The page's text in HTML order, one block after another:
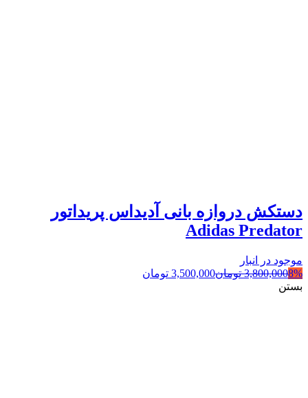
دستکش دروازه بانی آدیداس پریداتور
Adidas Predator
موجود در انبار
8%
3,800,000 تومان3,500,000 تومان
بستن